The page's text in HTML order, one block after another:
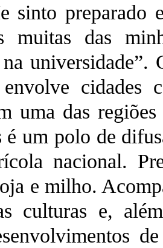
sinto preparado
muitas das
universidade”.
cidades
uma das
é um polo de
nacional.
e milho.
culturas e,